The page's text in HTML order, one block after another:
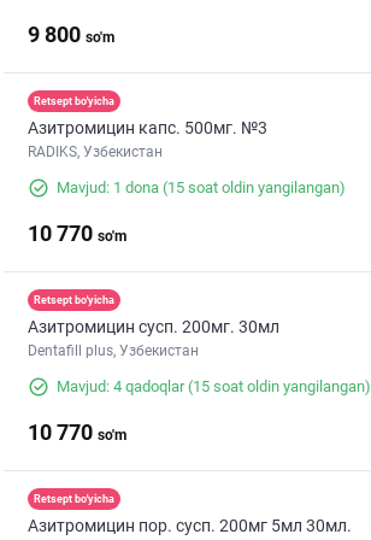
9 800 so'm
Retsept bo'yicha
Азитромицин капс. 500мг. №3
RADIKS, Узбекистан
Mavjud: 1 dona (15 soat oldin yangilangan)
10 770 so'm
Retsept bo'yicha
Азитромицин сусп. 200мг. 30мл
Dentafill plus, Узбекистан
Mavjud: 4 qadoqlar(15 soat oldin yangilangan)
10 770 so'm
Retsept bo'yicha
Азитромицин пор. сусп. 200мг 5мл 30мл.